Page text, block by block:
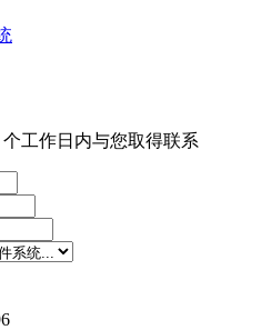
工作日内与您取得联系